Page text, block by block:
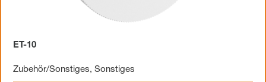
ET-10
Zubehör/Sonstiges, Sonstiges